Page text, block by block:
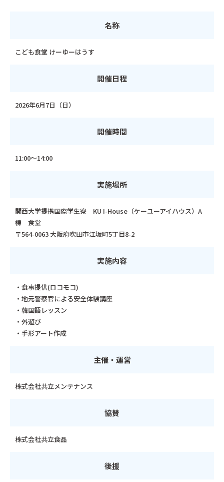
名称
こども食堂 けーゆーはうす
開催日程
2026年6月7日（日）
開催時間
11:00～14:00
実施場所
関西大学提携国際学生寮 KU I-House（ケーユーアイハウス）A
棟 食堂
〒564-0063 大阪府吹田市江坂町5丁目8-2
実施内容
・食事提供(ロコモコ)
・地元警察官による安全体験講座
・韓国語レッスン
・外遊び
・手形アート作成
主催・運営
株式会社共立メンテナンス
協賛
株式会社共立食品
後援